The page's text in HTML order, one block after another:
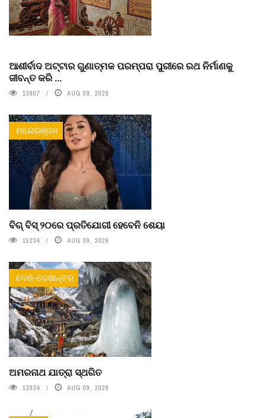
ଆଶୀର୍ବାଦ ଅଟ୍ଟାର ଗୁଣାତ୍ମକ ପରମ୍ପରା ପୁରୀରେ ରଥ ନିର୍ମାଣକୁ
ଜୀବନ୍ତ କରି ...
13907 AUG 09, 2026
ମନୋରଞ୍ଜନ
ବିଗ୍ ବିସ୍ ୨୦ରେ ପ୍ରତିଯୋଗୀ ହେବେନି ଶେୟା
15234 AUG 09, 2026
ଦେଶ-ଦେଶାନ୍ତର
ଅମରନାଥ ଯାତ୍ରା ସ୍ଥଗିତ
13834 AUG 09, 2026